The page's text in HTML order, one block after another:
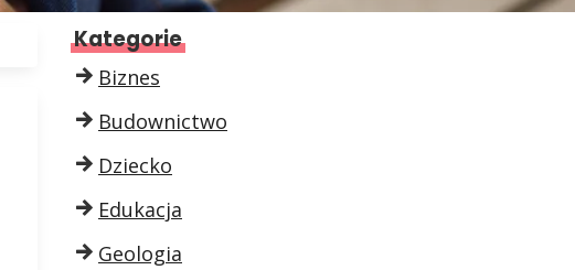
Kategorie
Biznes
Budownictwo
Dziecko
Edukacja
Geologia